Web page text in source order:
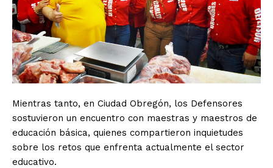
Mientras tanto, en Ciudad Obregón, los Defensores
sostuvieron un encuentro con maestras y maestros de
educación básica, quienes compartieron inquietudes
sobre los retos que enfrenta actualmente el sector
educativo.